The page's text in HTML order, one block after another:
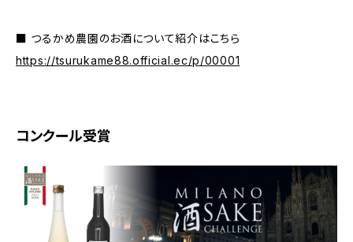
■ つるかめ農園のお酒について紹介はこちら
https://tsurukame88.official.ec/p/00001
コンクール受賞